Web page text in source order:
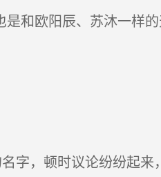
和欧阳辰、苏沐一样
字，顿时议论纷纷起